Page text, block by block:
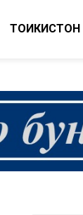
ТОҶИКИСТОН